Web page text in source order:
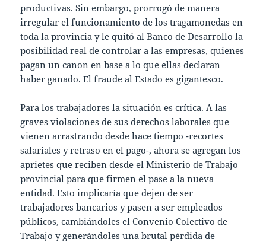
productivas. Sin embargo, prorrogó de manera
irregular el funcionamiento de los tragamonedas en
toda la provincia y le quitó al Banco de Desarrollo la
posibilidad real de controlar a las empresas, quienes
pagan un canon en base a lo que ellas declaran
haber ganado. El fraude al Estado es gigantesco.
Para los trabajadores la situación es crítica. A las
graves violaciones de sus derechos laborales que
vienen arrastrando desde hace tiempo -recortes
salariales y retraso en el pago-, ahora se agregan los
aprietes que reciben desde el Ministerio de Trabajo
provincial para que firmen el pase a la nueva
entidad. Esto implicaría que dejen de ser
trabajadores bancarios y pasen a ser empleados
públicos, cambiándoles el Convenio Colectivo de
Trabajo y generándoles una brutal pérdida de